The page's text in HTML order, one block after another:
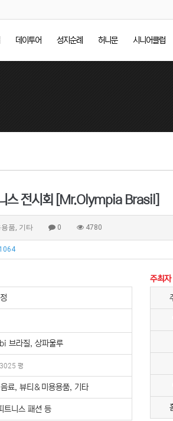
데이투어 성지순례 허니문 시니어클럽
스 전시회 [Mr.Olympia Brasil]
품, 기타 0 4780
브라질, 상파울루
평
료, 뷰티＆미용용품, 기타
트니스 패션 등
주최자